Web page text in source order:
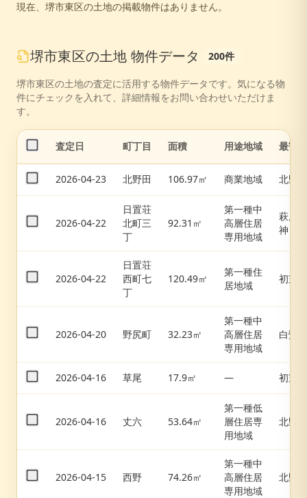
現在、 堺市東区の土地の掲載物件はありません。
堺市東区の土地 物件データ 200件
堺市東区の土地の査定に活用する物件データです。気になる物
件にチェックを入れて、詳細情報をお問い合わせいただけま
す。
査定日 町丁目 面積 用途地域 最寄駅
2026-04-23 北野田 106.97㎡ 商業地域 北野田
2026-04-22
日置荘
北町三
丁
92.31㎡
第一種中
高層住居
専用地域
萩原天
神
2026-04-22
日置荘
西町七
丁
120.49㎡
第一種住
居地域
初芝
2026-04-20 野尻町 32.23㎡
第一種中
高層住居
専用地域
白鷺
2026-04-16 草尾 17.9㎡ — 初芝
2026-04-16 丈六 53.64㎡
第一種低
層住居専
用地域
北野田
2026-04-15 西野 74.26㎡
第一種中
高層住居
専用地域
北野田